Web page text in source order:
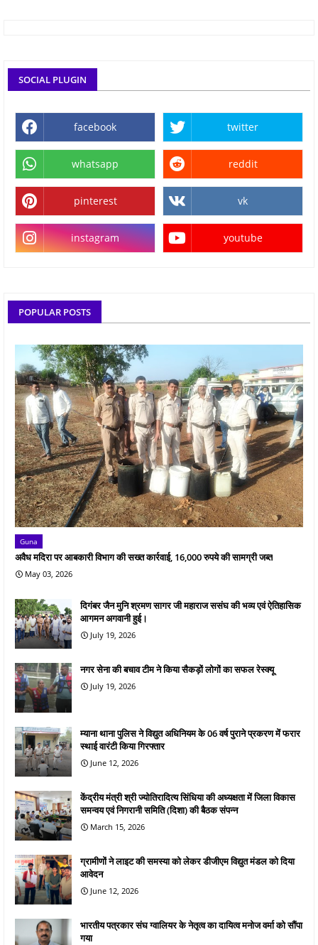
SOCIAL PLUGIN
facebook twitter
whatsapp reddit
pinterest vk
instagram youtube
POPULAR POSTS
Guna
अवैध मदिरा पर आबकारी विभाग की सख्त कार्रवाई, 16,000 रुपये की सामग्री जब्त
May 03, 2026
दिगंबर जैन मुनि श्रमण सागर जी महाराज ससंघ की भव्य एवं ऐतिहासिक
आगमन अगवानी हुई।
July 19, 2026
नगर सेना की बचाव टीम ने किया सैकड़ों लोगों का सफल रेस्क्यू
July 19, 2026
म्याना थाना पुलिस ने विद्युत अधिनियम के 06 वर्ष पुराने प्रकरण में फरार
स्थाई वारंटी किया गिरफ्तार
June 12, 2026
केंद्रीय मंत्री श्री ज्योतिरादित्य सिंधिया की अध्यक्षता में जिला विकास
समन्वय एवं निगरानी समिति (दिशा) की बैठक संपन्न
March 15, 2026
ग्रामीणों ने लाइट की समस्या को लेकर डीजीएम विद्युत मंडल को दिया
आवेदन
June 12, 2026
भारतीय पत्रकार संघ ग्वालियर के नेतृत्व का दायित्व मनोज वर्मा को सौंपा
गया